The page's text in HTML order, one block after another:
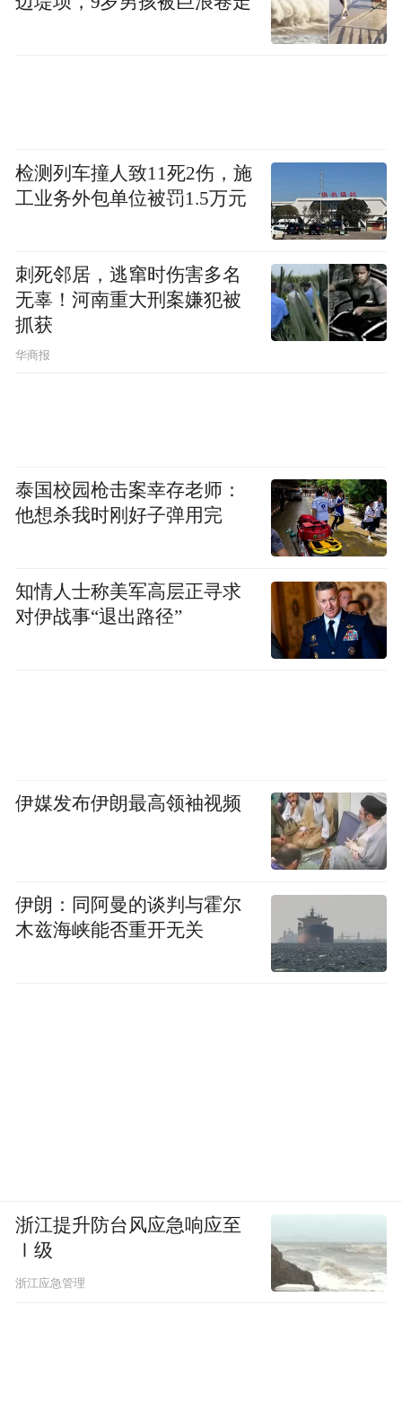
月亮爬上木塔第九层楼
老城砖听见心跳的节奏
我们的故事刚刚开头
“特别声明：以上作品内容(包括在内的视频、图片或音
频)为凤凰网旗下自媒体平台“大风号”用户上传并发
布，本平台仅提供信息存储空间服务。
Notice: The content above (including the videos,
检测列车撞人致11死2伤，施
工业务外包单位被罚1.5万元
刺死邻居，逃窜时伤害多名
无辜！河南重大刑案嫌犯被
抓获
华商报
泰国校园枪击案幸存老师：
他想杀我时刚好子弹用完
知情人士称美军高层正寻求
对伊战事“退出路径”
伊媒发布伊朗最高领袖视频
伊朗：同阿曼的谈判与霍尔
木兹海峡能否重开无关
浙江提升防台风应急响应至
Ⅰ级
浙江应急管理